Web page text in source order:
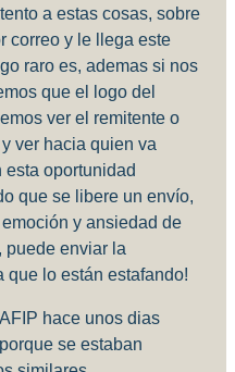
a estas cosas, sobre
correo y le llega este
raro es, ademas si nos
que el logo del
ver el remitente o
ver hacia quien va
oportunidad
que se libere un envío,
y ansiedad de
puede enviar la
que lo están estafando!
hace unos dias
se estaban